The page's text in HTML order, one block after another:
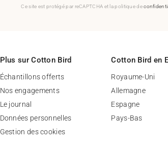
Ce site est protégé par reCAPTCHA et la politique de
Plus sur Cotton Bird
Échantillons offerts
Nos engagements
Le journal
Données personnelles
Gestion des cookies
Cotton Bird en
Royaume-Uni
Allemagne
Espagne
Pays-Bas